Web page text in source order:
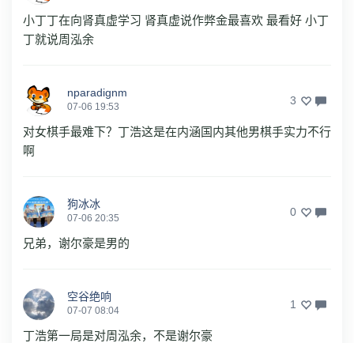
小丁丁在向肾真虚学习 肾真虚说作弊金最喜欢 最看好 小丁
丁就说周泓余
nparadignm
07-06 19:53 3
对女棋手最难下？丁浩这是在内涵国内其他男棋手实力不行
啊
狗冰冰
07-06 20:35 0
兄弟，谢尔豪是男的
空谷绝响
07-07 08:04 1
丁浩第一局是对周泓余，不是谢尔豪